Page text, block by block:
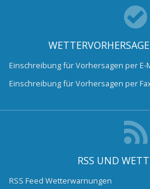
Einschreibung für Vorhersagen per E-
Einschreibung für Vorhersagen per
RSS UND
RSS Feed Wetterwarnungen